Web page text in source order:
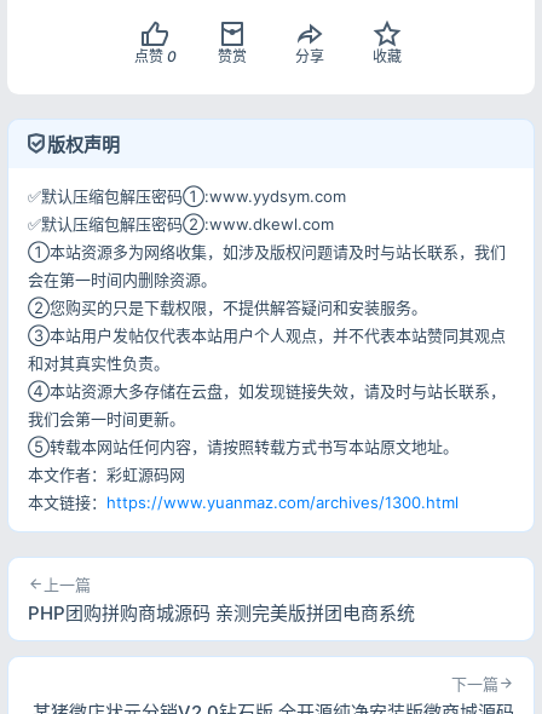
点赞 0 赞赏 分享 收藏
版权声明
✅默认压缩包解压密码①:www.yydsym.com
✅默认压缩包解压密码②:www.dkewl.com
①本站资源多为网络收集，如涉及版权问题请及时与站长联系，我们
会在第一时间内删除资源。
②您购买的只是下载权限，不提供解答疑问和安装服务。
③本站用户发帖仅代表本站用户个人观点，并不代表本站赞同其观点
和对其真实性负责。
④本站资源大多存储在云盘，如发现链接失效，请及时与站长联系，
我们会第一时间更新。
⑤转载本网站任何内容，请按照转载方式书写本站原文地址。
本文作者：彩虹源码网
本文链接： https://www.yuanmaz.com/archives/1300.html
上一篇
PHP团购拼购商城源码 亲测完美版拼团电商系统
下一篇